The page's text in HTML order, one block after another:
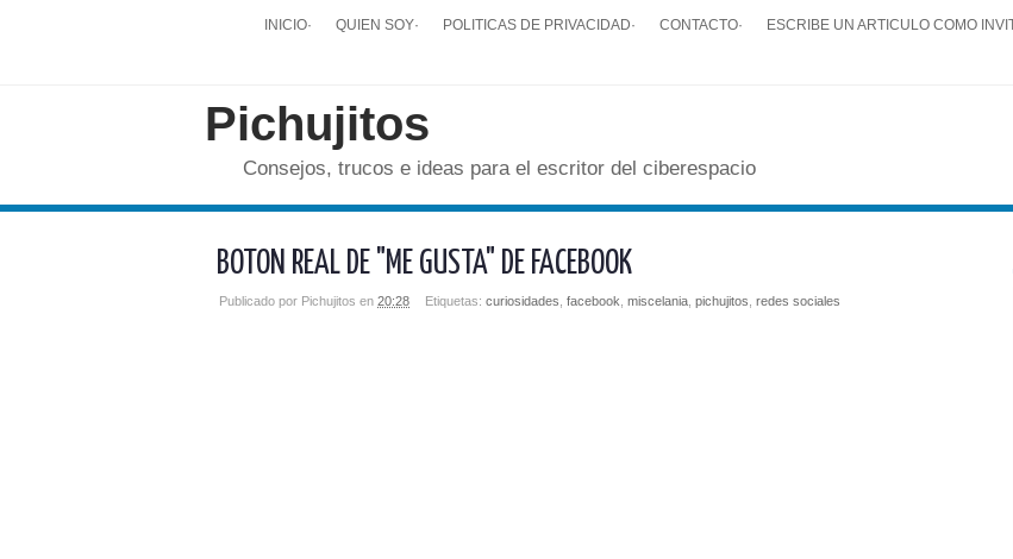
INICIO· QUIEN SOY· POLITICAS DE PRIVACIDAD· CONTACTO· ESCRIBE UN ARTICULO COMO
Pichujitos
Consejos, trucos e ideas para el escritor del ciberespacio
BOTON REAL DE "ME GUSTA" DE FACEBOOK
Publicado por Pichujitos en 20:28 Etiquetas: curiosidades facebook miscelania pichujitos redes sociales